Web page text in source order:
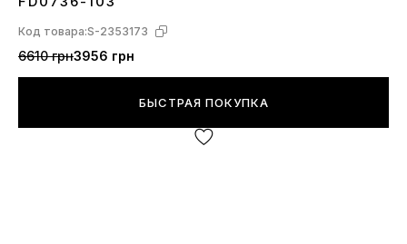
Код товара:S-2353173
6610 грн3956 грн
БЫСТРАЯ ПОКУПКА